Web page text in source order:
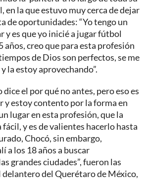
en la que estuvo muy cerca de dejar
de oportunidades: “Yo tengo un
y es que yo inicié a jugar fútbol
años, creo que para esta profesión
de Dios son perfectos, se me
la estoy aprovechando”.
dice el por qué no antes, pero eso es
y estoy contento por la forma en
lugar en esta profesión, que la
y es de valientes hacerlo hasta
Chocó, sin embargo,
a los 18 años a buscar
grandes ciudades”, fueron las
delantero del Querétaro de México,